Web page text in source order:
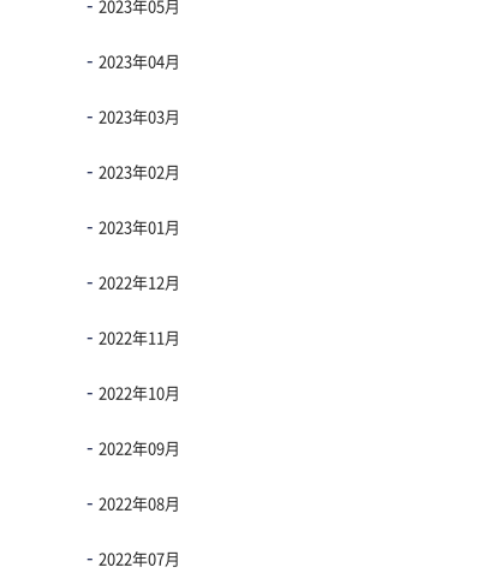
2023年05月
2023年04月
2023年03月
2023年02月
2023年01月
2022年12月
2022年11月
2022年10月
2022年09月
2022年08月
2022年07月